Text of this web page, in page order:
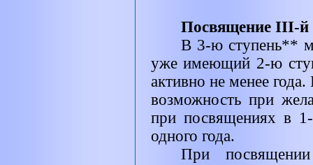
Посвящение III-й
В 3-ю ступень**
уже имеющий 2-ю
активно не менее
возможность при
при посвящениях в
одного года.
При